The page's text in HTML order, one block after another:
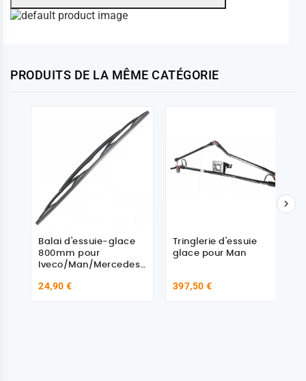
PRODUITS DE LA MÊME CATÉGORIE
Balai d'essuie-glace
800mm pour
Iveco/Man/Mercedes
24,90 €
Tringlerie d'essuie
glace pour Man
397,50 €
